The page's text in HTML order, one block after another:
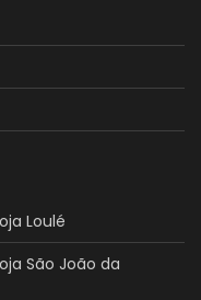
Loulé
São João da